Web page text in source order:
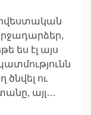
ես էլ այս
ծնվել ու
այլ…